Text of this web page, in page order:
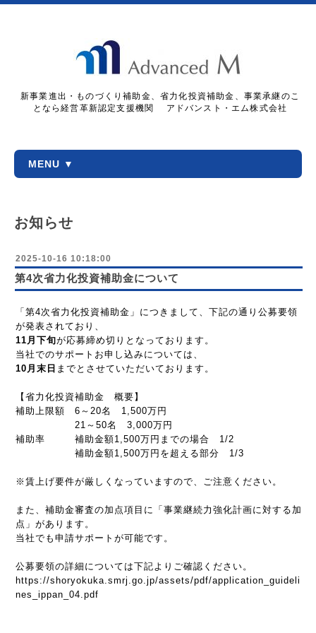
新事業進出・ものづくり補助金、省力化投資補助金、事業承継のこ
となら経営革新認定支援機関 アドバンスト・エム株式会社
MENU ▼
お知らせ
2025-10-16 10:18:00
第4次省力化投資補助金について
「第4次省力化投資補助金」につきまして、下記の通り公募要領
が発表されており、
11月下旬が応募締め切りとなっております。
当社でのサポートお申し込みについては、
10月末日 までとさせていただいております。
【省力化投資補助金 概要】
補助上限額 6～20名 1,500万円
21～50名 3,000万円
補助率 補助金額1,500万円までの場合 1/2
補助金額1,500万円を超える部分 1/3
※賃上げ要件が厳しくなっていますので、ご注意ください。
また、補助金審査の加点項目に「事業継続力強化計画に対する加
点」があります。
当社でも申請サポートが可能です。
公募要領の詳細については下記よりご確認ください。
https://shoryokuka.smrj.go.jp/assets/pdf/application_guideli
nes_ippan_04.pdf